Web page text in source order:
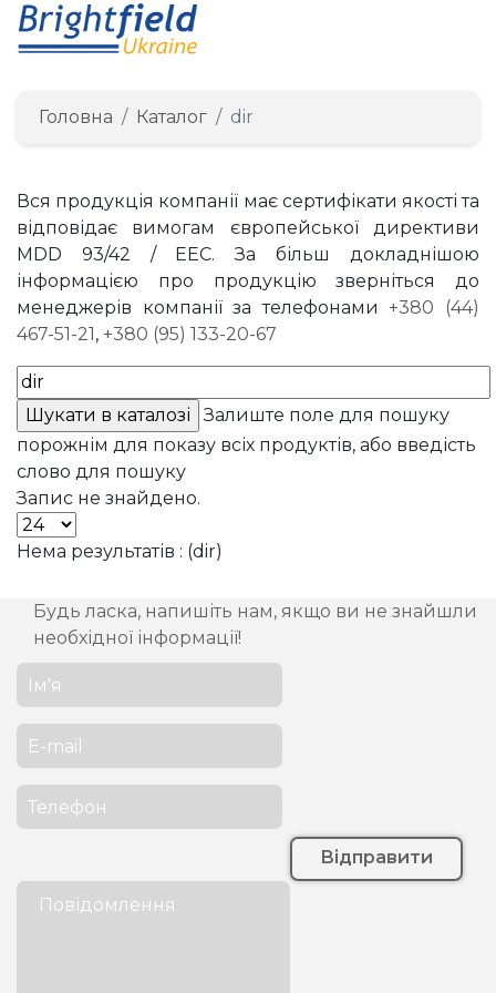
Головна Каталог dir
Вся продукція компанії має сертифікати якості та
відповідає вимогам європейської директиви
MDD 93/42 / EEC. За більш докладнішою
інформацією про продукцію зверніться до
менеджерів компанії за телефонами+380 (44)
467-51-21, +380 (95) 133-20-67
Залиште поле для пошуку
порожнім для показу всіх продуктів, або введість
слово для пошуку
Запис не знайдено.
Нема результатів : (dir)
Будь ласка, напишіть нам, якщо ви не знайшли
необхідної інформації!
Відправити